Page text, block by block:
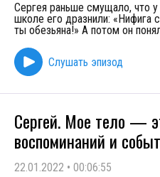
Сергея раньше смущало, что у
школе его дразнили: «Нифига
ты обезьяна!» А потом он
Слушать эпизод
Сергей. Мое тело —
воспоминаний и
22.01.2022 • 00:06:55